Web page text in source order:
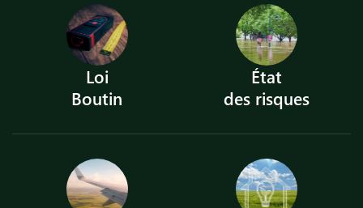
Loi
Boutin
État
des risques